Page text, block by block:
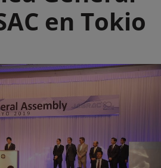
en Tokio